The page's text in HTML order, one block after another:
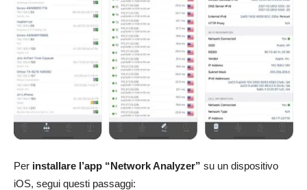
Per installare l’app “Network Analyzer” su un dispositivo
iOS, segui questi passaggi: